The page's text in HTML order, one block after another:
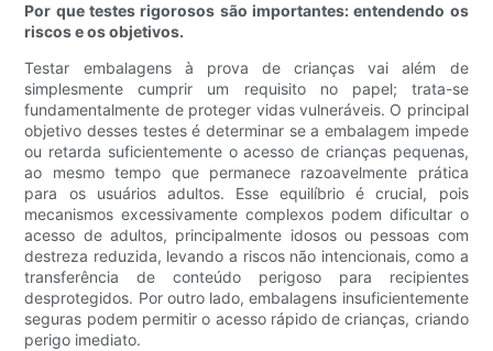
Por que testes rigorosos são importantes: entendendo os
riscos e os objetivos.
Testar embalagens à prova de crianças vai além de
simplesmente cumprir um requisito no papel; trata-se
fundamentalmente de proteger vidas vulneráveis. O principal
objetivo desses testes é determinar se a embalagem impede
ou retarda suficientemente o acesso de crianças pequenas,
ao mesmo tempo que permanece razoavelmente prática
para os usuários adultos. Esse equilíbrio é crucial, pois
mecanismos excessivamente complexos podem dificultar o
acesso de adultos, principalmente idosos ou pessoas com
destreza reduzida, levando a riscos não intencionais, como a
transferência de conteúdo perigoso para recipientes
desprotegidos. Por outro lado, embalagens insuficientemente
seguras podem permitir o acesso rápido de crianças, criando
perigo imediato.